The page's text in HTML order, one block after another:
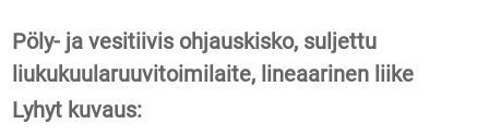
Pöly- ja vesitiivis ohjauskisko, suljettu
liukukuularuuvitoimilaite, lineaarinen liike
Lyhyt kuvaus: